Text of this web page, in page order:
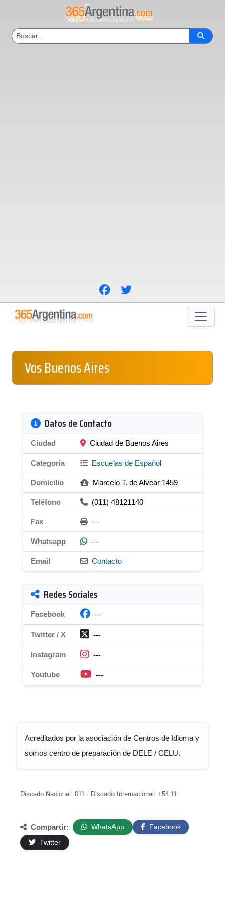
Vos Buenos Aires
Datos de Contacto
Ciudad Ciudad de Buenos Aires
Categoria Escuelas de Español
Domicilio Marcelo T. de Alvear 1459
Teléfono (011) 48121140
Fax ---
Whatsapp ---
Email Contacto
Redes Sociales
Facebook ---
Twitter / X ---
Instagram ---
Youtube ---
Acreditados por la asociación de Centros de Idioma y
somos centro de preparación de DELE / CELU.
Discado Nacional: 011 · Discado Internacional: +54 11
Compartir: WhatsApp
Facebook
Twitter